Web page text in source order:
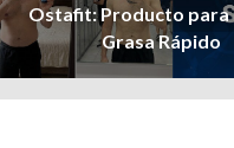
Ostafit: Producto para
Grasa Rápido